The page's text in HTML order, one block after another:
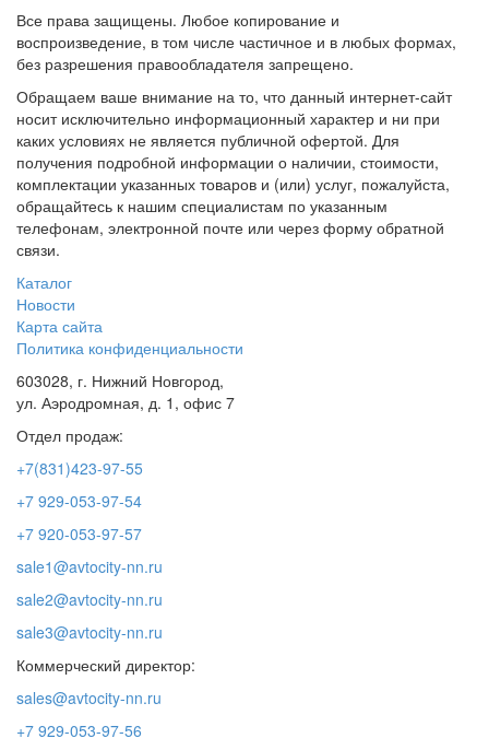
Все права защищены. Любое копирование и
воспроизведение, в том числе частичное и в любых формах,
без разрешения правообладателя запрещено.
Обращаем ваше внимание на то, что данный интернет-сайт
носит исключительно информационный характер и ни при
каких условиях не является публичной офертой. Для
получения подробной информации о наличии, стоимости,
комплектации указанных товаров и (или) услуг, пожалуйста,
обращайтесь к нашим специалистам по указанным
телефонам, электронной почте или через форму обратной
связи.
Каталог
Новости
Карта сайта
Политика конфиденциальности
603028, г. Нижний Новгород,
ул. Аэродромная, д. 1, офис 7
Отдел продаж:
+7(831)423-97-55
+7 929-053-97-54
+7 920-053-97-57
sale1@avtocity-nn.ru
sale2@avtocity-nn.ru
sale3@avtocity-nn.ru
Коммерческий директор:
sales@avtocity-nn.ru
+7 929-053-97-56